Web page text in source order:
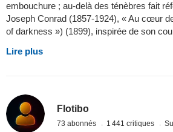
embouchure ; au-delà des ténèbres fait
Joseph Conrad (1857-1924), « Au cœur
of darkness ») (1899), inspirée de son
Lire plus
Flotibo
73 abonnés 1 441 critiques